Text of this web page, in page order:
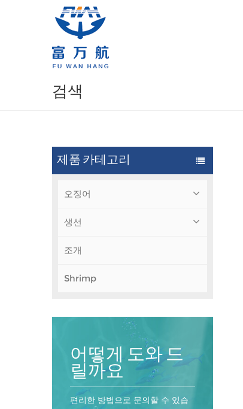
검색
제품 카테고리
오징어
생선
조개
Shrimp
어떻게 도와 드
릴까요
편리한 방법으로 문의할 수 있습